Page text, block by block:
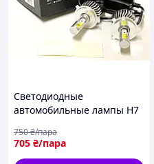
Светодиодные
автомобильные лампы H7
75Вт 12В (комплект 2шт)
ОЕМ M1-H7 (Завод) ВС
705 ₴/пара
750₴/пара